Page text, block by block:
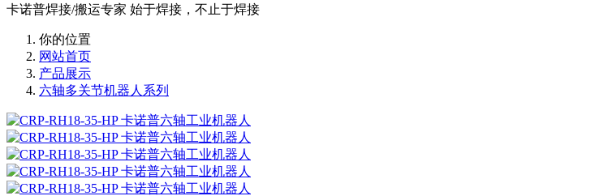
卡诺普焊接/搬运专家 始于焊接，不止于焊接
你的位置
网站首页
产品展示
六轴多关节机器人系列